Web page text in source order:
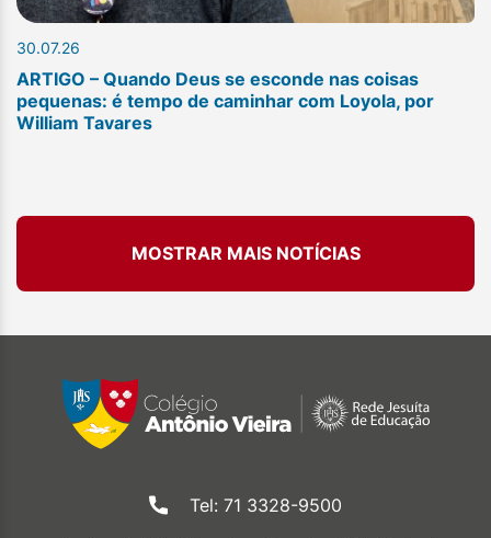
30.07.26
ARTIGO – Quando Deus se esconde nas coisas
pequenas: é tempo de caminhar com Loyola, por
William Tavares
MOSTRAR MAIS NOTÍCIAS
Tel: 71 3328-9500